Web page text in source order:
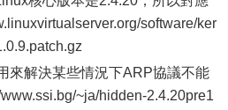
software/ker
來解決某些情況下ARP協議不能
~ja/hidden-2.4.20pre1